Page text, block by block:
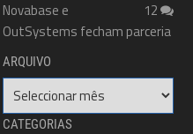
12
Novabase e
OutSystems fecham parceria
ARQUIVO
Arquivo
CATEGORIAS